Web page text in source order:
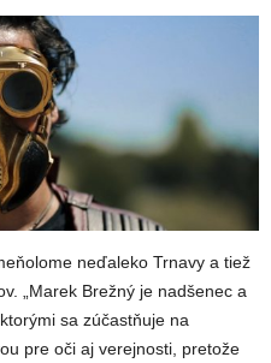
neďaleko Trnavy a tiež
„Marek Brežný je nadšenec a
sa zúčastňuje na
pre oči aj verejnosti, pretože